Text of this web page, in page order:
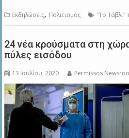
Εκδηλώσεις, Πολιτισμός "Το Τάβλι"
24 νέα κρούσματα στη
πύλες εισόδου
13 Ιουλίου, 2020 Permissos